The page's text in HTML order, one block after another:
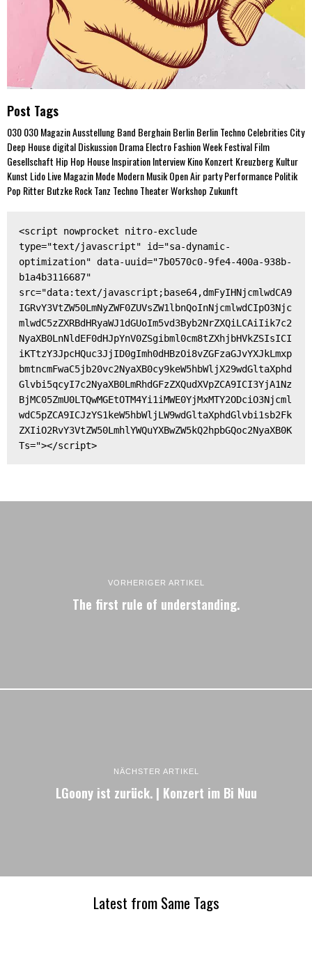
Post Tags
030030 MagazinAusstellungBand BerghainBerlinBerlin TechnoCelebritiesCity
Deep HousedigitalDiskussionDramaElectroFashion WeekFestivalFilm
Gesellschaft Hip Hop HouseInspirationInterviewKinoKonzert KreuzbergKultur
Kunst LidoLiveMagazinModeModernMusikOpen AirpartyPerformancePolitik
Pop Ritter ButzkeRockTanz TechnoTheaterWorkshop Zukunft
<script nowprocket nitro-exclude
type="text/javascript" id="sa-dynamic-
optimization" data-uuid="7b0570c0-9fe4-400a-938b-
b1a4b3116687"
src="data:text/javascript;base64,dmFyIHNjcmlwdCA9
IGRvY3VtZW50LmNyZWF0ZUVsZW1lbnQoInNjcmlwdCIpO3Njc
mlwdC5zZXRBdHRyaWJ1dGUoIm5vd3Byb2NrZXQiLCAiIik7c2
NyaXB0LnNldEF0dHJpYnV0ZSgibml0cm8tZXhjbHVkZSIsICI
iKTtzY3JpcHQuc3JjID0gImh0dHBzOi8vZGFzaGJvYXJkLmxp
bmtncmFwaC5jb20vc2NyaXB0cy9keW5hbWljX29wdGltaXphd
Glvbi5qcyI7c2NyaXB0LmRhdGFzZXQudXVpZCA9ICI3YjA1Nz
BjMC05ZmU0LTQwMGEtOTM4Yi1iMWE0YjMxMTY2ODciO3Njcml
wdC5pZCA9ICJzYS1keW5hbWljLW9wdGltaXphdGlvbi1sb2Fk
ZXIiO2RvY3VtZW50LmhlYWQuYXBwZW5kQ2hpbGQoc2NyaXB0K
Ts="></script>
VORHERIGER ARTIKEL
The first rule of understanding.
NÄCHSTER ARTIKEL
LGoony ist zurück. | Konzert im Bi Nuu
Latest from Same Tags